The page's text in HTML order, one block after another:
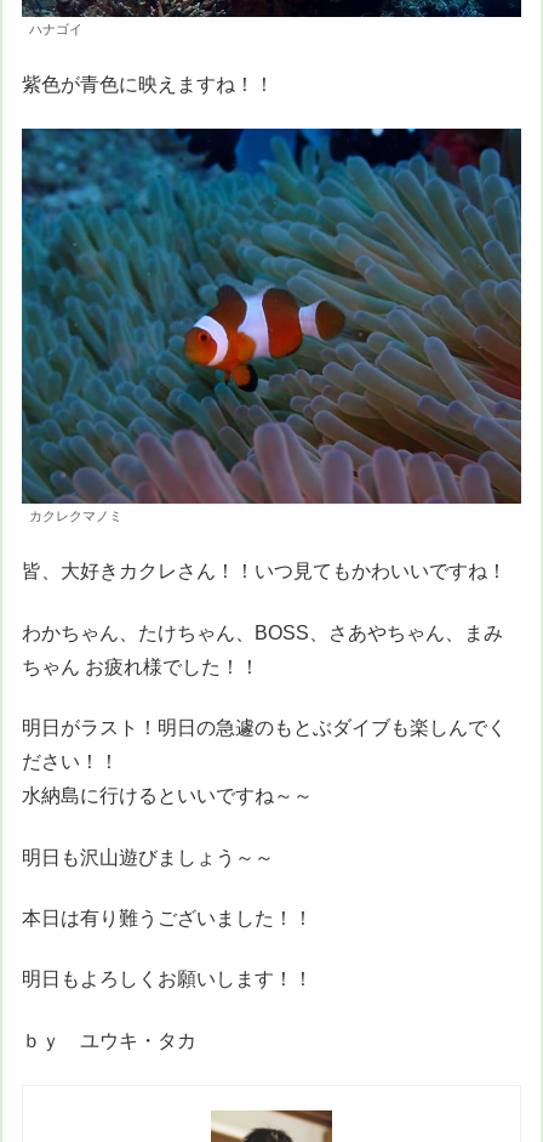
ハナゴイ
紫色が青色に映えますね！！
カクレクマノミ
皆、大好きカクレさん！！いつ見てもかわいいですね！
わかちゃん、たけちゃん、BOSS、さあやちゃん、まみ
ちゃん お疲れ様でした！！
明日がラスト！明日の急遽のもとぶダイブも楽しんでく
ださい！！
水納島に行けるといいですね～～
明日も沢山遊びましょう～～
本日は有り難うございました！！
明日もよろしくお願いします！！
ｂｙ ユウキ・タカ